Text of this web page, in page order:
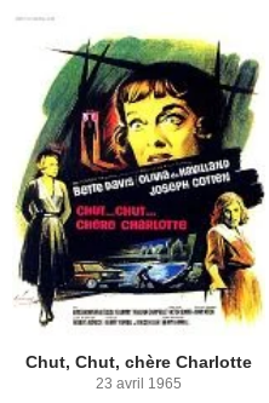
Chut, Chut, chère Charlotte
23 avril 1965